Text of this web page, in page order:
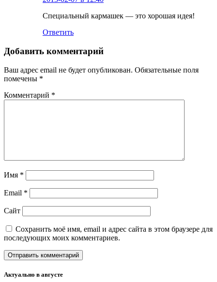
Специальный кармашек — это хорошая идея!
Ответить
Добавить комментарий
Ваш адрес email не будет опубликован. Обязательные поля
помечены *
Комментарий *
Имя *
Email *
Сайт
Сохранить моё имя, email и адрес сайта в этом браузере для
последующих моих комментариев.
Актуально в августе